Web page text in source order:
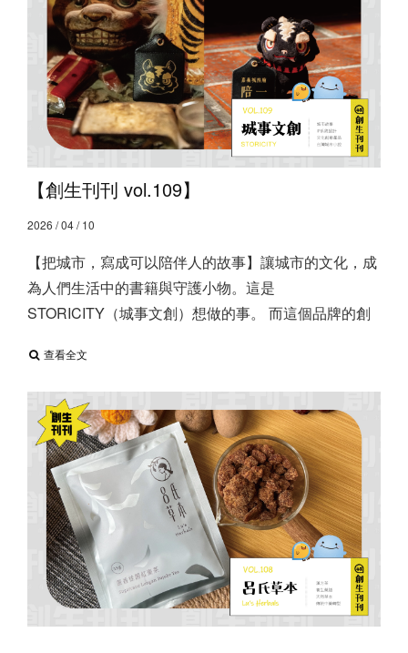
【創生刊刊 vol.109】
2026 / 04 / 10
【把城市，寫成可以陪伴人的故事】 ​ 讓城市的文化，成
為人們生活中的書籍與守護小物。 ​ 這是
STORICITY（城事文創）想做的事。 而這個品牌的創
查看全文